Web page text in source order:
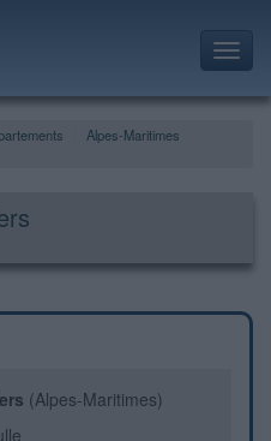
Alpes-Maritimes
(Alpes-Maritimes)